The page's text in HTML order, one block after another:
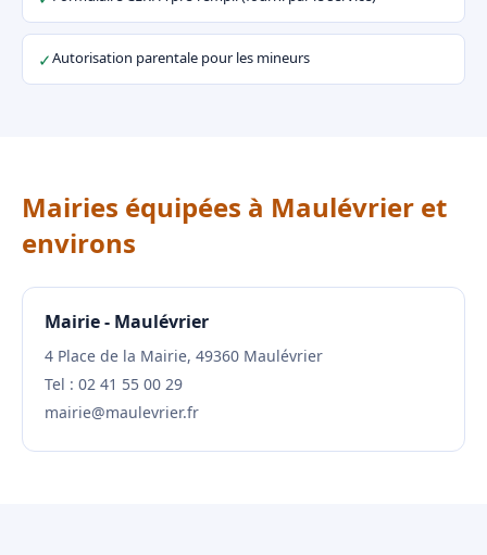
✓Autorisation parentale pour les mineurs
Mairies équipées à Maulévrier et
environs
Mairie - Maulévrier
4 Place de la Mairie, 49360 Maulévrier
Tel : 02 41 55 00 29
mairie@maulevrier.fr